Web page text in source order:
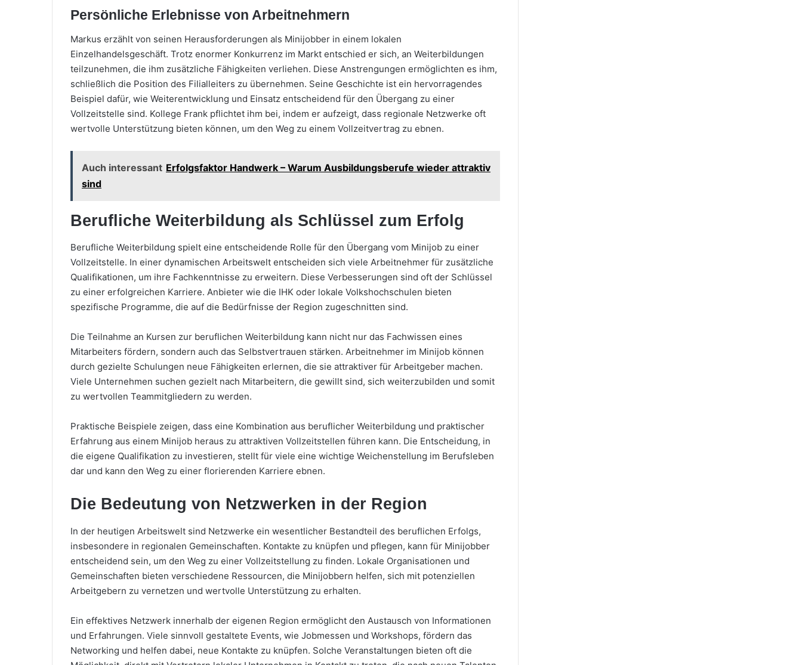
Persönliche Erlebnisse von Arbeitnehmern
Markus erzählt von seinen Herausforderungen als Minijobber in einem lokalen
Einzelhandelsgeschäft. Trotz enormer Konkurrenz im Markt entschied er sich, an Weiterbildungen
teilzunehmen, die ihm zusätzliche Fähigkeiten verliehen. Diese Anstrengungen ermöglichten es ihm,
schließlich die Position des Filialleiters zu übernehmen. Seine Geschichte ist ein hervorragendes
Beispiel dafür, wie Weiterentwicklung und Einsatz entscheidend für den Übergang zu einer
Vollzeitstelle sind. Kollege Frank pflichtet ihm bei, indem er aufzeigt, dass regionale Netzwerke oft
wertvolle Unterstützung bieten können, um den Weg zu einem Vollzeitvertrag zu ebnen.
Auch interessant Erfolgsfaktor Handwerk – Warum Ausbildungsberufe wieder attraktiv
sind
Berufliche Weiterbildung als Schlüssel zum Erfolg
Berufliche Weiterbildung spielt eine entscheidende Rolle für den Übergang vom Minijob zu einer
Vollzeitstelle. In einer dynamischen Arbeitswelt entscheiden sich viele Arbeitnehmer für zusätzliche
Qualifikationen, um ihre Fachkenntnisse zu erweitern. Diese Verbesserungen sind oft der Schlüssel
zu einer erfolgreichen Karriere. Anbieter wie die IHK oder lokale Volkshochschulen bieten
spezifische Programme, die auf die Bedürfnisse der Region zugeschnitten sind.
Die Teilnahme an Kursen zur beruflichen Weiterbildung kann nicht nur das Fachwissen eines
Mitarbeiters fördern, sondern auch das Selbstvertrauen stärken. Arbeitnehmer im Minijob können
durch gezielte Schulungen neue Fähigkeiten erlernen, die sie attraktiver für Arbeitgeber machen.
Viele Unternehmen suchen gezielt nach Mitarbeitern, die gewillt sind, sich weiterzubilden und somit
zu wertvollen Teammitgliedern zu werden.
Praktische Beispiele zeigen, dass eine Kombination aus beruflicher Weiterbildung und praktischer
Erfahrung aus einem Minijob heraus zu attraktiven Vollzeitstellen führen kann. Die Entscheidung, in
die eigene Qualifikation zu investieren, stellt für viele eine wichtige Weichenstellung im Berufsleben
dar und kann den Weg zu einer florierenden Karriere ebnen.
Die Bedeutung von Netzwerken in der Region
In der heutigen Arbeitswelt sind Netzwerke ein wesentlicher Bestandteil des beruflichen Erfolgs,
insbesondere in regionalen Gemeinschaften. Kontakte zu knüpfen und pflegen, kann für Minijobber
entscheidend sein, um den Weg zu einer Vollzeitstellung zu finden. Lokale Organisationen und
Gemeinschaften bieten verschiedene Ressourcen, die Minijobbern helfen, sich mit potenziellen
Arbeitgebern zu vernetzen und wertvolle Unterstützung zu erhalten.
Ein effektives Netzwerk innerhalb der eigenen Region ermöglicht den Austausch von Informationen
und Erfahrungen. Viele sinnvoll gestaltete Events, wie Jobmessen und Workshops, fördern das
Networking und helfen dabei, neue Kontakte zu knüpfen. Solche Veranstaltungen bieten oft die